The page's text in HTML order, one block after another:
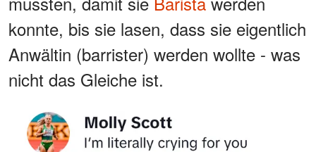
konnte, bis sie lasen, dass sie eigentlich
Anwältin (barrister) werden wollte - was
nicht das Gleiche ist.